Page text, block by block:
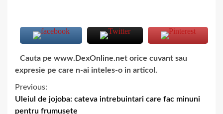
Cauta pe www.DexOnline.net orice cuvant sau
expresie pe care n-ai inteles-o in articol.
Previous:
Uleiul de jojoba: cateva intrebuintari care fac minuni
pentru frumusete